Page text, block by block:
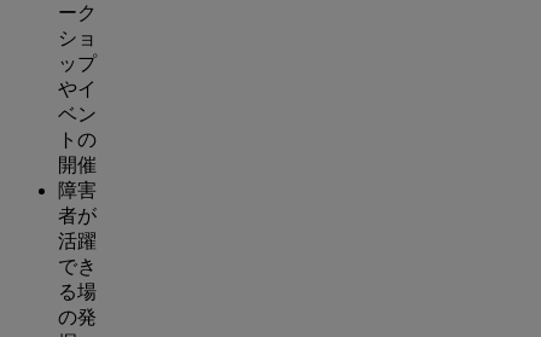
ーク
ショ
ップ
やイ
ベン
トの
開催
障害
者が
活躍
でき
る場
の発